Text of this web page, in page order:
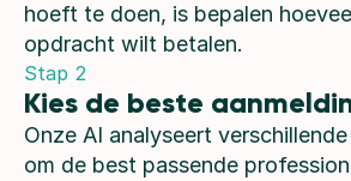
hoeft te doen, is bepalen
opdracht wilt betalen.
Stap 2
Kies de beste
Onze AI analyseert
om de best passende